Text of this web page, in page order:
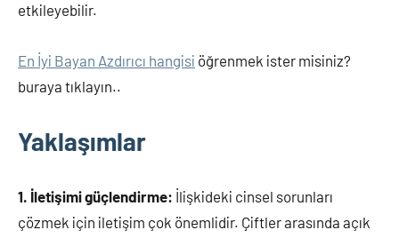
etkileyebilir.
En İyi Bayan Azdırıcı hangisi öğrenmek ister misiniz?
buraya tıklayın..
Yaklaşımlar
1. İletişimi güçlendirme: İlişkideki cinsel sorunları
çözmek için iletişim çok önemlidir. Çiftler arasında açık